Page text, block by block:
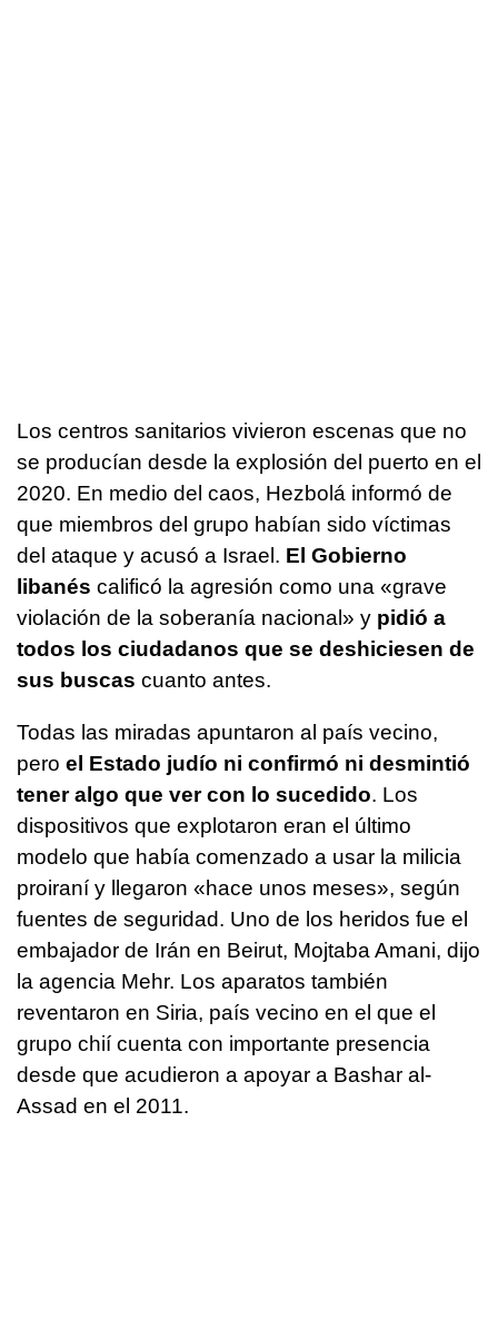
Los centros sanitarios vivieron escenas que no
se producían desde la explosión del puerto en el
2020. En medio del caos, Hezbolá informó de
que miembros del grupo habían sido víctimas
del ataque y acusó a Israel. El Gobierno
libanés calificó la agresión como una «grave
violación de la soberanía nacional» y pidió a
todos los ciudadanos que se deshiciesen de
sus buscas cuanto antes.
Todas las miradas apuntaron al país vecino,
pero el Estado judío ni confirmó ni desmintió
tener algo que ver con lo sucedido. Los
dispositivos que explotaron eran el último
modelo que había comenzado a usar la milicia
proiraní y llegaron «hace unos meses», según
fuentes de seguridad. Uno de los heridos fue el
embajador de Irán en Beirut, Mojtaba Amani, dijo
la agencia Mehr. Los aparatos también
reventaron en Siria, país vecino en el que el
grupo chií cuenta con importante presencia
desde que acudieron a apoyar a Bashar al-
Assad en el 2011.